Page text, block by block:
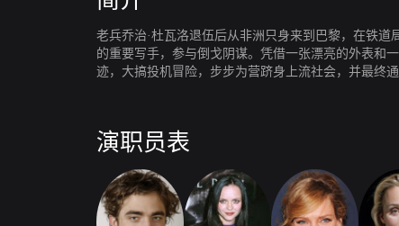
老兵乔治·杜瓦洛退伍后从非洲只身来到巴黎，在铁
的重要写手，参与倒戈阴谋。凭借一张漂亮的外表和
迹，大搞投机冒险，步步为营跻身上流社会，并最终
演职员表